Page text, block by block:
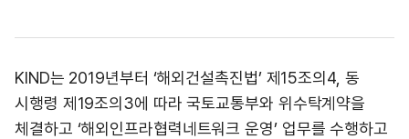
KIND는 2019년부터 ‘해외건설촉진법’ 제15조의4, 동
시행령 제19조의3에 따라 국토교통부와 위수탁계약을
체결하고 ‘해외인프라협력네트워크 운영’ 업무를 수행하고